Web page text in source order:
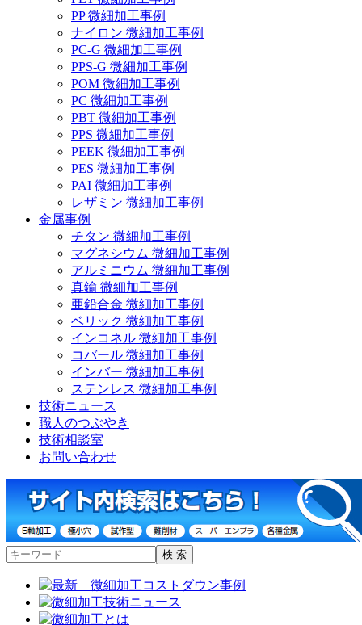
PP 微細加工事例
ナイロン 微細加工事例
PC-G 微細加工事例
PPS-G 微細加工事例
POM 微細加工事例
PC 微細加工事例
PBT 微細加工事例
PPS 微細加工事例
PEEK 微細加工事例
PES 微細加工事例
PAI 微細加工事例
レザミン 微細加工事例
金属事例
チタン 微細加工事例
マグネシウム 微細加工事例
アルミニウム 微細加工事例
真鍮 微細加工事例
亜鉛合金 微細加工事例
ベリック 微細加工事例
インコネル 微細加工事例
コバール 微細加工事例
インバー 微細加工事例
ステンレス 微細加工事例
技術ニュース
職人のつぶやき
技術相談室
お問い合わせ